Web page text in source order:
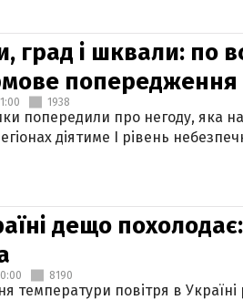
град і шквали: по
попередження
1938
попередили про негоду, яка
діятиме І рівень
дещо
8190
температури повітря в Україні